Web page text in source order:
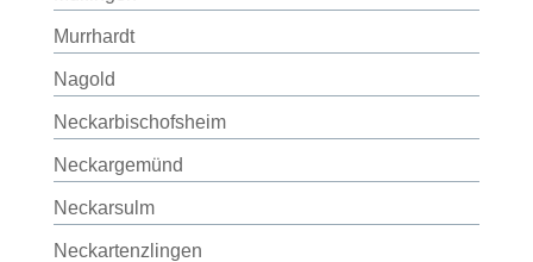
Murrhardt
Nagold
Neckarbischofsheim
Neckargemünd
Neckarsulm
Neckartenzlingen